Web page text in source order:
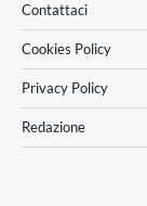
Contattaci
Cookies Policy
Privacy Policy
Redazione